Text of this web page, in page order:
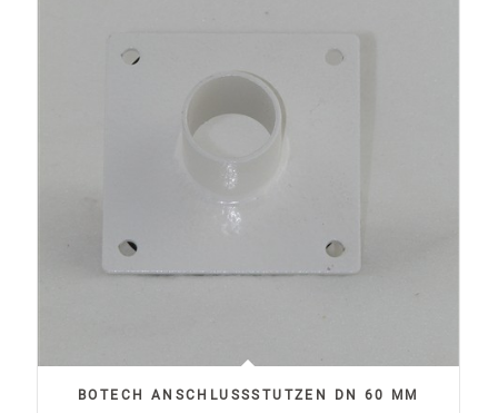
BOTECH ANSCHLUSSSTUTZEN DN 60 MM